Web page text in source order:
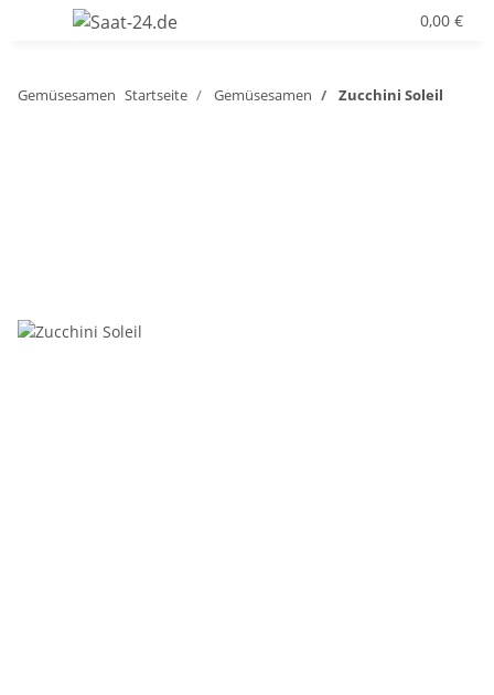
0,00 €
Gemüsesamen Startseite Gemüsesamen Zucchini Soleil